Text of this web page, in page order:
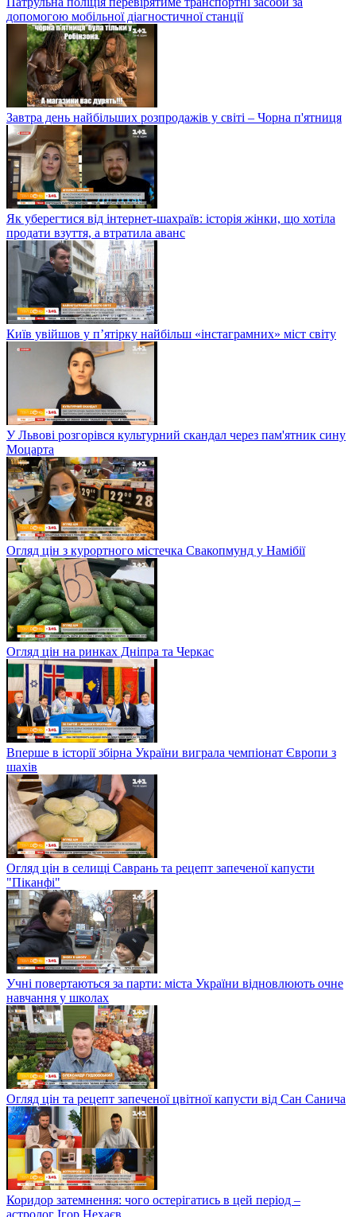
допомогою мобільної діагностичної станції
Завтра день найбільших розпродажів у світі – Чорна п'ятниця
Як уберегтися від інтернет-шахраїв: історія жінки, що хотіла
продати взуття, а втратила аванс
Київ увійшов у п’ятірку найбільш «інстаграмних» міст світу
У Львові розгорівся культурний скандал через пам'ятник сину
Моцарта
Огляд цін з курортного містечка Свакопмунд у Намібії
Огляд цін на ринках Дніпра та Черкас
Вперше в історії збірна України виграла чемпіонат Європи з
шахів
Огляд цін в селищі Саврань та рецепт запеченої капусти
"Піканфі"
Учні повертаються за парти: міста України відновлюють очне
навчання у школах
Огляд цін та рецепт запеченої цвітної капусти від Сан Санича
Коридор затемнення: чого остерігатись в цей період –
астролог Ігор Нехаєв